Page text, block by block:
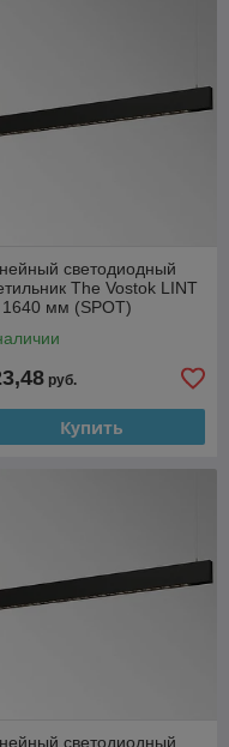
светодиодный
The Vostok LINT
мм (SPOT)
руб.
Купить
светодиодный